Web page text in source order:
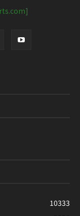
10333